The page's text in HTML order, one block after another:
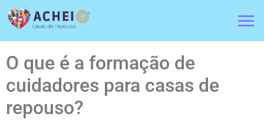
O que é a formação de
cuidadores para casas de
repouso?